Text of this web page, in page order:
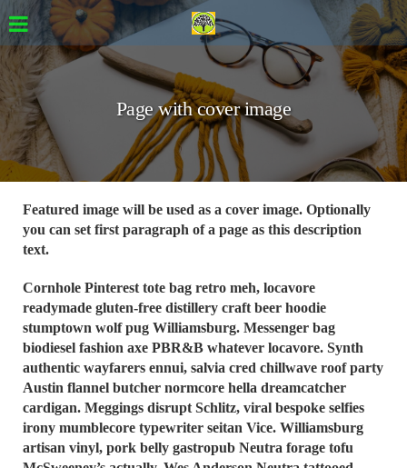
Page with cover image
Featured image will be used as a cover image. Optionally
you can set first paragraph of a page as this description
text.
Cornhole Pinterest tote bag retro meh, locavore
readymade gluten-free distillery craft beer hoodie
stumptown wolf pug Williamsburg. Messenger bag
biodiesel fashion axe PBR&B whatever locavore. Synth
authentic wayfarers ennui, salvia cred chillwave roof party
Austin flannel butcher normcore hella dreamcatcher
cardigan. Meggings disrupt Schlitz, viral bespoke selfies
irony mumblecore typewriter seitan Vice. Williamsburg
artisan vinyl, pork belly gastropub Neutra forage tofu